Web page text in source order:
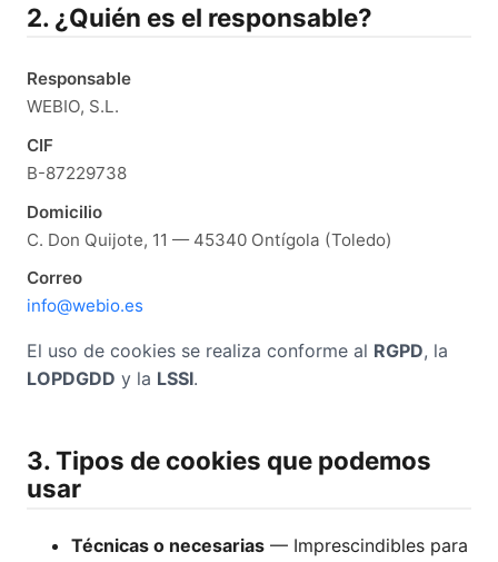
2. ¿Quién es el responsable?
Responsable
WEBIO, S.L.
CIF
B-87229738
Domicilio
C. Don Quijote, 11 — 45340 Ontígola (Toledo)
Correo
info@webio.es
El uso de cookies se realiza conforme al RGPD, la
LOPDGDD y la LSSI.
3. Tipos de cookies que podemos
usar
Técnicas o necesarias — Imprescindibles para